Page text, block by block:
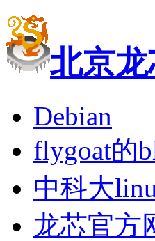
北京
Debian
flygoat的
中科大
龙芯官方